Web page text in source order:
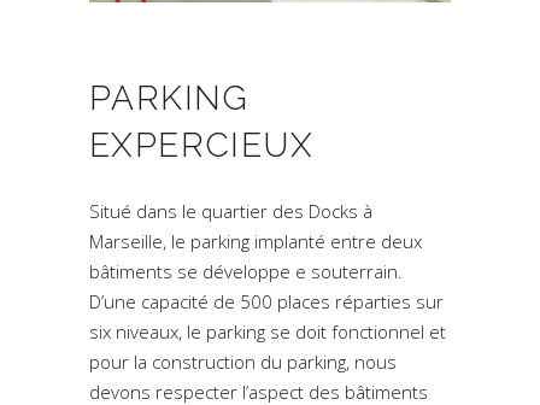
PARKING
EXPERCIEUX
Situé dans le quartier des Docks à
Marseille, le parking implanté entre deux
bâtiments se développe e souterrain.
D’une capacité de 500 places réparties sur
six niveaux, le parking se doit fonctionnel et
pour la construction du parking, nous
devons respecter l’aspect des bâtiments